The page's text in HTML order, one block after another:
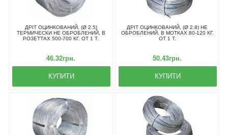
ДРІТ ОЦИНКОВАНИЙ, (Ø 2.5)
ТЕРМИЧЕСКИ НЕ ОБРОБЛЕНИЙ, В
РОЗЕТТАХ 500-700 КГ. ОТ 1 Т.
46.32грн.
КУПИТИ
ДРІТ ОЦИНКОВАНИЙ, (Ø 2.8) НЕ
ОБРОБЛЕНИЙ, В МОТКАХ 80-120 КГ.
ОТ 1 Т.
50.43грн.
КУПИТИ